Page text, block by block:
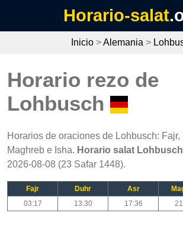
Horario-salat
Inicio>Alemania >
Horario rezo de
Lohbusch
Horarios de oraciones de Lohbusch: Fajr,
Maghreb e Isha. Horario salat Lohbusch
2026-08-08 (23 Safar 1448).
Fajr Duhr Asr
03:17
13:30 17:36